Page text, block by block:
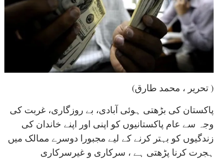
(تحریر ، محمد طارق )
پاکستان کی بڑھتی ہوئی آبادی، بے روزگاری، غربت کی
وجہ سے عام پاکستانیوں کو اپنی اور اپنے خاندان کی
زندگیوں کو بہتر کرنے کے لیے مجبورا دوسرے ممالک میں
ہجرت کرنا پڑھتی ہے ، سرکاری و غیرسرکاری